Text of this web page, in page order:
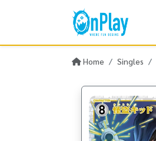
Home Singles